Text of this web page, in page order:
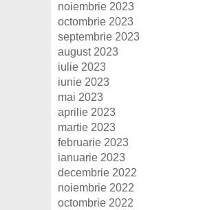
noiembrie 2023
octombrie 2023
septembrie 2023
august 2023
iulie 2023
iunie 2023
mai 2023
aprilie 2023
martie 2023
februarie 2023
ianuarie 2023
decembrie 2022
noiembrie 2022
octombrie 2022